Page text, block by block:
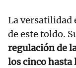
La versatilidad
de este toldo.
regulación de
los cinco hasta